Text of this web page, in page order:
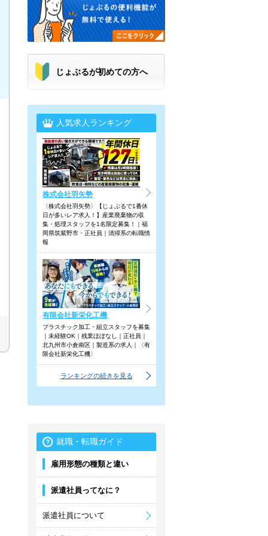
じょぶるが初めての方へ
人気求人ランキング
株式会社羽矢勢
〈株式会社羽矢勢〉【じょぶるで1番休
日が多いレア求人！】産業廃棄物の収
集・処理スタッフを1名限定募集！｜福
岡県筑紫野市・正社員｜清掃系の転職情
報
有限会社新栄化工機
プラスチック加工・組立スタッフを募集
｜未経験OK｜残業ほぼなし｜正社員｜
北九州市小倉南区｜製造系の求人｜〈有
限会社新栄化工機〉
ランキングの続きを見る
就職・転職ガイド
雇用形態の種類と違い
派遣社員ってなに？
派遣社員について